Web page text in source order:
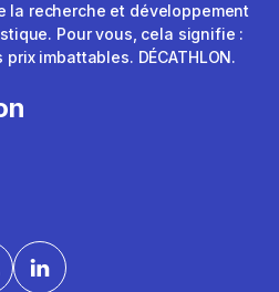
la recherche et développement
Pour vous, cela signifie :
imbattables. DÉCATHLON.